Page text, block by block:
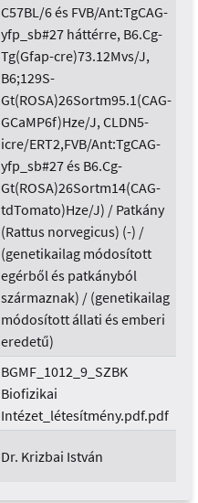
C57BL/6 és FVB/Ant:TgCAG-
yfp_sb#27 háttérre, B6.Cg-
Tg(Gfap-cre)73.12Mvs/J,
B6;129S-
Gt(ROSA)26Sortm95.1(CAG-
GCaMP6f)Hze/J, CLDN5-
icre/ERT2,FVB/Ant:TgCAG-
yfp_sb#27 és B6.Cg-
Gt(ROSA)26Sortm14(CAG-
tdTomato)Hze/J) / Patkány
(Rattus norvegicus) (-) /
(genetikailag módosított
egérből és patkányból
származnak) / (genetikailag
módosított állati és emberi
eredetű)
BGMF_1012_9_SZBK
Biofizikai
Intézet_létesítmény.pdf.pdf
Dr. Krizbai István